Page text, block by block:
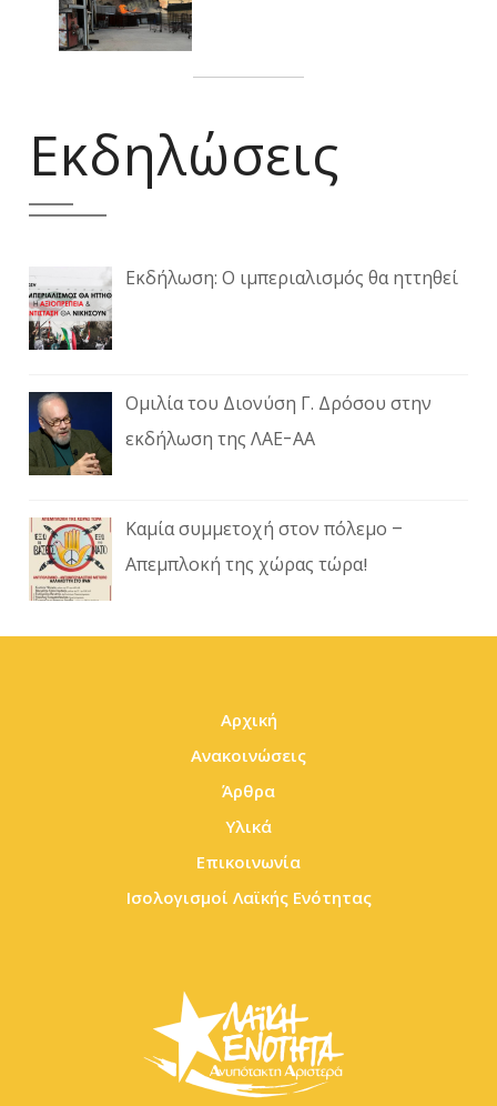
Εκδηλώσεις
Εκδήλωση: Ο ιμπεριαλισμός θα ηττηθεί
Ομιλία του Διονύση Γ. Δρόσου στην
εκδήλωση της ΛΑΕ-ΑΑ
Καμία συμμετοχή στον πόλεμο –
Απεμπλοκή της χώρας τώρα!
Αρχική
Ανακοινώσεις
Άρθρα
Υλικά
Επικοινωνία
Ισολογισμοί Λαϊκής Ενότητας